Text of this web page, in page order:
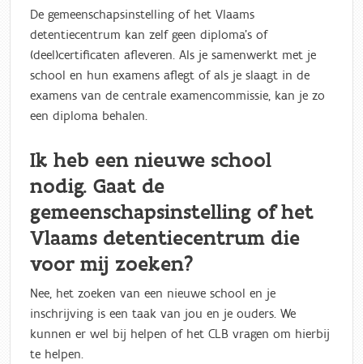
De gemeenschapsinstelling of het Vlaams
detentiecentrum kan zelf geen diploma’s of
(deel)certificaten afleveren. Als je samenwerkt met je
school en hun examens aflegt of als je slaagt in de
examens van de centrale examencommissie, kan je zo
een diploma behalen.
Ik heb een nieuwe school
nodig. Gaat de
gemeenschapsinstelling of het
Vlaams detentiecentrum die
voor mij zoeken?
Nee, het zoeken van een nieuwe school en je
inschrijving is een taak van jou en je ouders. We
kunnen er wel bij helpen of het CLB vragen om hierbij
te helpen.